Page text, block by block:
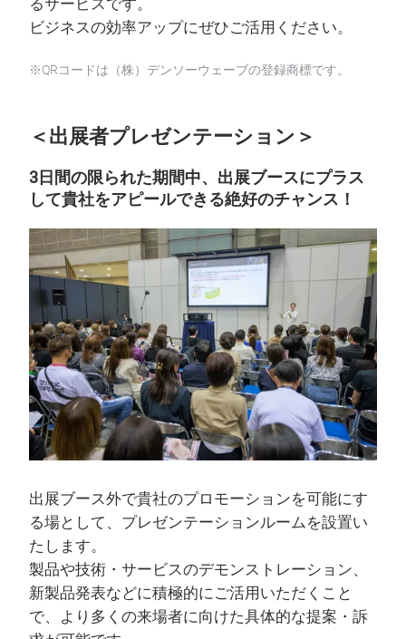
るサービスです。
ビジネスの効率アップにぜひご活用ください。
※QRコードは（株）デンソーウェーブの登録商標です。
＜出展者プレゼンテーション＞
3日間の限られた期間中、出展ブースにプラス
して貴社をアピールできる絶好のチャンス！
出展ブース外で貴社のプロモーションを可能にす
る場として、プレゼンテーションルームを設置い
たします。
製品や技術・サービスのデモンストレーション、
新製品発表などに積極的にご活用いただくこと
で、より多くの来場者に向けた具体的な提案・訴